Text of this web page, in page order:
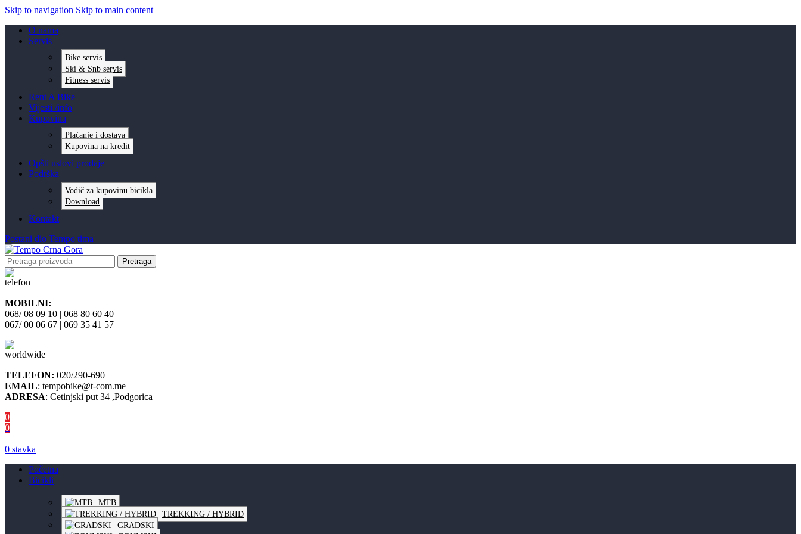
Skip to navigation Skip to main content
O nama
Servis
Bike servis
Ski & Snb servis
Fitness servis
Rent A Bike
Vijesti /info
Kupovina
Plaćanje i dostava
Kupovina na kredit
Opšti uslovi prodaje
Podrška
Vodič za kupovinu bicikla
Download
Kontakt
Postani dio Tempo tima
Pretraga
MOBILNI:
068/ 08 09 10 | 068 80 60 40
067/ 00 06 67 | 069 35 41 57
TELEFON: 020/290-690
EMAIL: tempobike@t-com.me
ADRESA: Cetinjski put 34 ,Podgorica
0
0
0 stavka
Početna
Bicikli
MTB
TREKKING / HYBRID
GRADSKI